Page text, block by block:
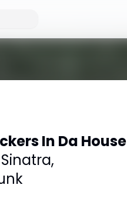
In Da House
,